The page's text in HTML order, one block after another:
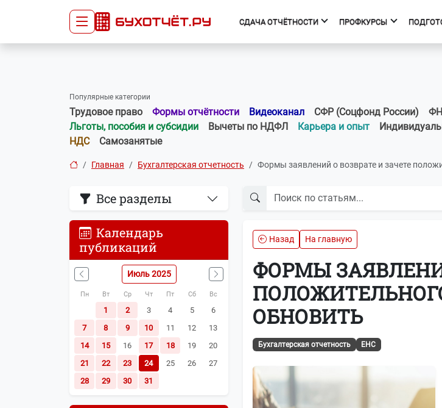
СДАЧА ОТЧЁТНОСТИ ПРОФКУРСЫ
Главная
Сдать отчёт
Тарифы
Оплата
Сведения об образовательной
организации
Наша почта:info@buhot4et.ru
Позвоните нам по номерам:(495) 796-13-73или8 (800) 500-13-37
Популярные категории
Трудовое право Формы отчётности Видеоканал СФР (Соцфонд России)
Льготы, пособия и субсидии
Вычеты по НДФЛ Карьера и опыт
НДС
Самозанятые
Главная Бухгалтерская отчетность Формы заявлений о возврате и зачете
Все разделы
Календарь
публикаций
Июль 2025
Пн Вт Ср Чт Пт Сб Вс
1 2 3 4 5
6
7
8 9 10 11 12
13
14
15 16 17 18 19
20
21
22 23 24 25 26
27
28
29 30 31
Назад На главную
ФОРМЫ
ОБНОВИТЬ
Бухгалтерская отчетность ЕНС